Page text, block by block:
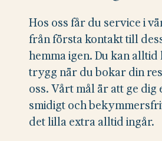
Hos oss får du service i
från första kontakt till
hemma igen. Du kan
trygg när du bokar din
oss. Vårt mål är att ge dig
smidigt och
det lilla extra alltid ingår.